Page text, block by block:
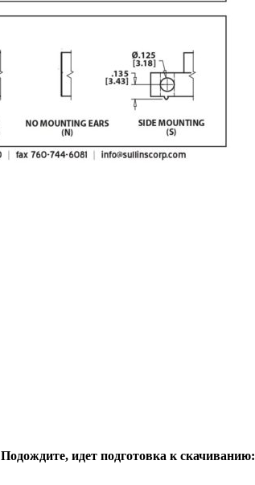
Подождите, идет подготовка к скачиванию: